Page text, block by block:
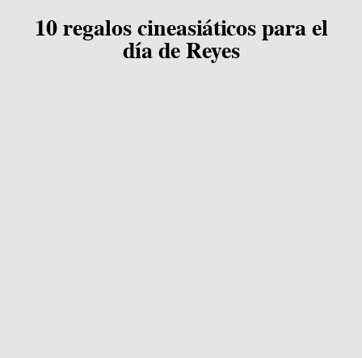
10 regalos cineasiáticos para el
día de Reyes